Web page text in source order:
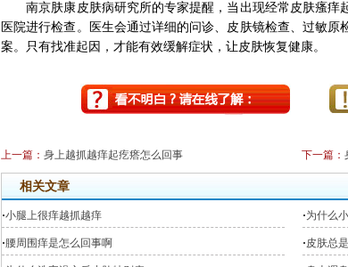
南京肤康皮肤病研究所的专家提醒，当出现经常皮肤瘙痒
医院进行检查。医生会通过详细的问诊、皮肤镜检查、过敏
案。只有找准起因，才能有效缓解症状，让皮肤恢复健康。
上一篇： 身上越抓越痒起疙瘩怎么回事 下一篇：
相关文章
·小腿上很痒越抓越痒 ·为什么
· 腰周围痒是怎么回事啊 ·皮肤总